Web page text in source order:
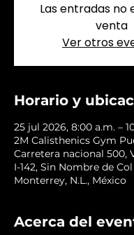
Las entradas no
venta
Ver otros
Horario y
25 jul 2026, 8:00 a.m. –
2M Calisthenics Gym
Carretera nacional 500,
I-142, Sin Nombre de
Monterrey, N.L., México
Acerca del